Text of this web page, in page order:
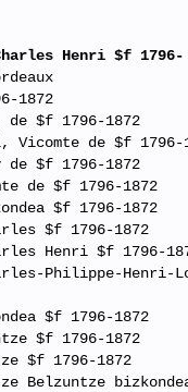
Henri $f 1796-
1872
$f 1796-1872
Vicomte de $f 1796-
de $f 1796-1872
de $f 1796-1872
$f 1796-1872
$f 1796-1872
Henri $f 1796-
Philippe-Henri-
$f 1796-1872
$f 1796-1872
$f 1796-1872
Belzuntze